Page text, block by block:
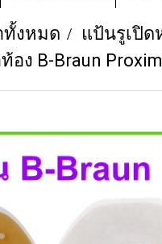
ทั้งหมด แป้นรูเปิด
อง B-Braun